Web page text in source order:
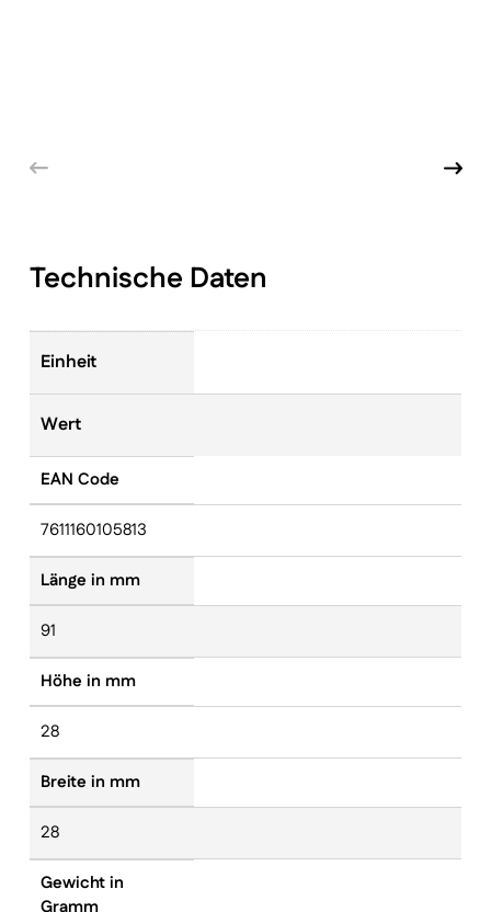
Technische Daten
Einheit
Wert
EAN Code
7611160105813
Länge in mm
91
Höhe in mm
28
Breite in mm
28
Gewicht in
Gramm